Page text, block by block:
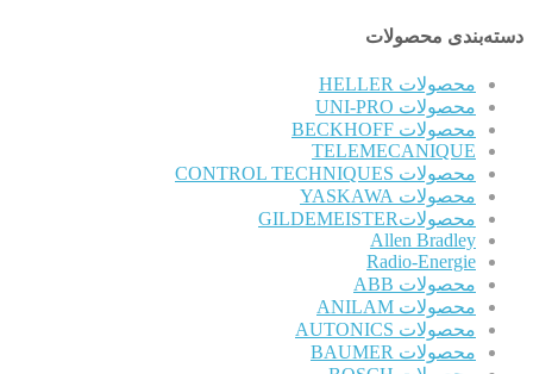
دسته‌بندی محصولات
محصولات HELLER
محصولات UNI-PRO
محصولات BECKHOFF
TELEMECANIQUE
محصولات CONTROL TECHNIQUES
محصولات YASKAWA
محصولاتGILDEMEISTER
Allen Bradley
Radio-Energie
محصولات ABB
محصولات ANILAM
محصولات AUTONICS
محصولات BAUMER